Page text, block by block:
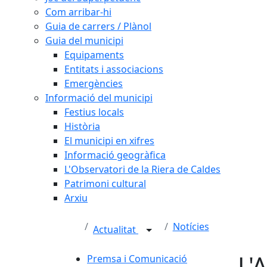
Com arribar-hi
Guia de carrers / Plànol
Guia del municipi
Equipaments
Entitats i associacions
Emergències
Informació del municipi
Festius locals
Història
El municipi en xifres
Informació geogràfica
L'Observatori de la Riera de Caldes
Patrimoni cultural
Arxiu
Actualitat Notícies
Premsa i Comunicació